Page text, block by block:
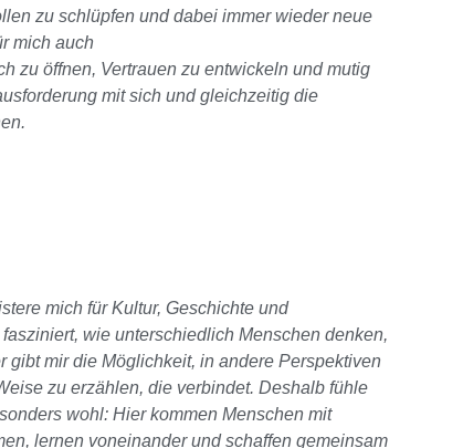
zu schlüpfen unddabei immer wieder neue
mich auch
zu öffnen, Vertrauen zuentwickeln und mutig
mit sich und gleichzeitig die
mich für Kultur, Geschichte und
wie unterschiedlich Menschen denken,
gibt mir die Möglichkeit, in andere Perspektiven
zu erzählen, die verbindet. Deshalb fühle
wohl: Hier kommen Menschen mit
lernen voneinander und schaffen gemeinsam